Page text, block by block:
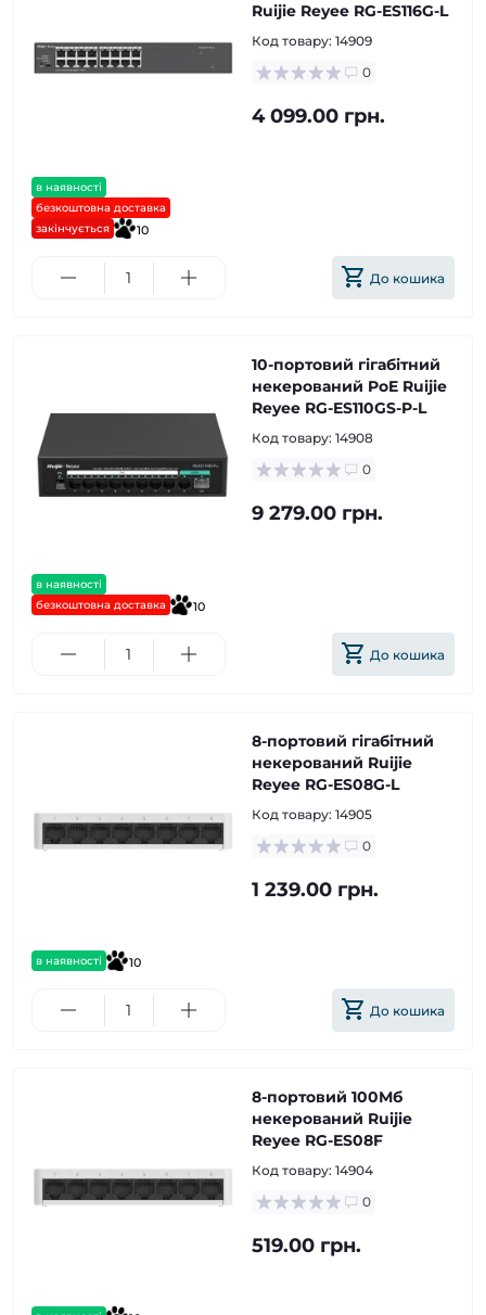
в наявності
безкоштовна доставка
закінчується
10
Ruijie Reyee RG-ES116G-L
Код товару: 14909
0
4 099.00 грн.
До кошика
в наявності
безкоштовна доставка
10
10-портовий гігабітний
некерований PoE Ruijie
Reyee RG-ES110GS-P-L
Код товару: 14908
0
9 279.00 грн.
До кошика
в наявності 10
8-портовий гігабітний
некерований Ruijie
Reyee RG-ES08G-L
Код товару: 14905
0
1 239.00 грн.
До кошика
8-портовий 100Мб
некерований Ruijie
Reyee RG-ES08F
Код товару: 14904
0
519.00 грн.